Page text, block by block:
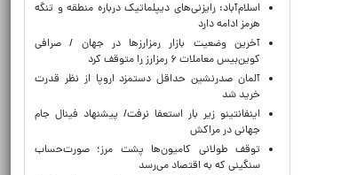
اسلام‌آباد: رایزنی‌های دیپلماتیک درباره منطقه و تنگه
هرمز ادامه دارد
آخرین وضعیت بازار رمزارزها در جهان / صرافی
کوین‌بیس معاملات ۶ رمزارز را متوقف کرد
آلمان صدرنشین حداقل دستمزد اروپا از نظر قدرت
خرید شد
اینفانتینو زیر بار استعفا نرفت/ پیشنهاد فینال جام
جهانی در مراکش
توقف طولانی کامیون‌ها پشت مرز؛ صورت‌حساب
سنگینی که به اقتصاد می‌رسد